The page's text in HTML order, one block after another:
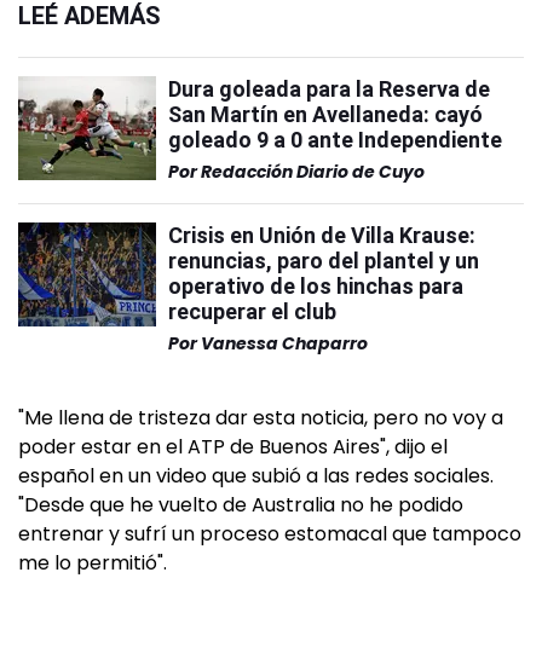
LEÉ ADEMÁS
Dura goleada para la Reserva de
San Martín en Avellaneda: cayó
goleado 9 a 0 ante Independiente
PorRedacción Diario de Cuyo
Crisis en Unión de Villa Krause:
renuncias, paro del plantel y un
operativo de los hinchas para
recuperar el club
Por Vanessa Chaparro
"Me llena de tristeza dar esta noticia, pero no voy a
poder estar en el ATP de Buenos Aires", dijo el
español en un video que subió a las redes sociales.
"Desde que he vuelto de Australia no he podido
entrenar y sufrí un proceso estomacal que tampoco
me lo permitió".